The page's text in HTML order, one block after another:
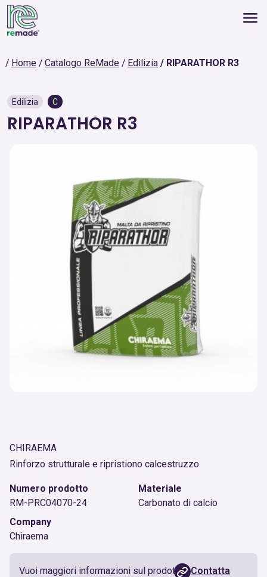
Home Catalogo ReMade Edilizia RIPARATHOR R3
Edilizia C
RIPARATHOR R3
CHIRAEMA
Rinforzo strutturale e ripristiono calcestruzzo
Numero prodotto
RM-PRC04070-24
Materiale
Carbonato di calcio
Company
Chiraema
Vuoi maggiori informazioni sul prodotto? Contatta